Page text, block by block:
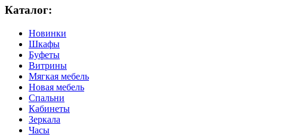
Каталог:
Новинки
Шкафы
Буфеты
Витрины
Мягкая мебель
Новая мебель
Спальни
Кабинеты
Зеркала
Часы